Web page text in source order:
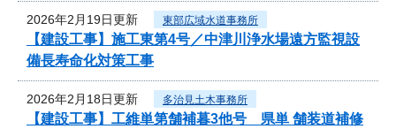
2026年2月19日更新 東部広域水道事務所
【建設工事】施工東第4号／中津川浄水場遠方監視設
備長寿命化対策工事
2026年2月18日更新 多治見土木事務所
【建設工事】工維単第舗補暮3他号 県単 舗装道補修